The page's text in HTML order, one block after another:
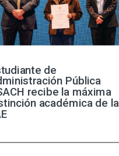
de
Pública
recibe la máxima
académica de la